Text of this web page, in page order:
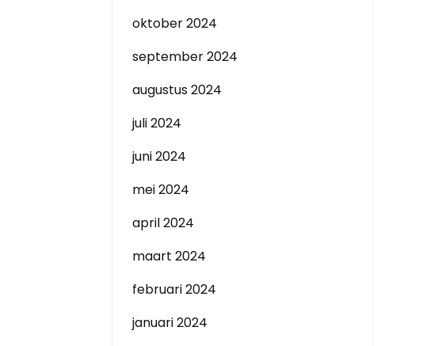
oktober 2024
september 2024
augustus 2024
juli 2024
juni 2024
mei 2024
april 2024
maart 2024
februari 2024
januari 2024